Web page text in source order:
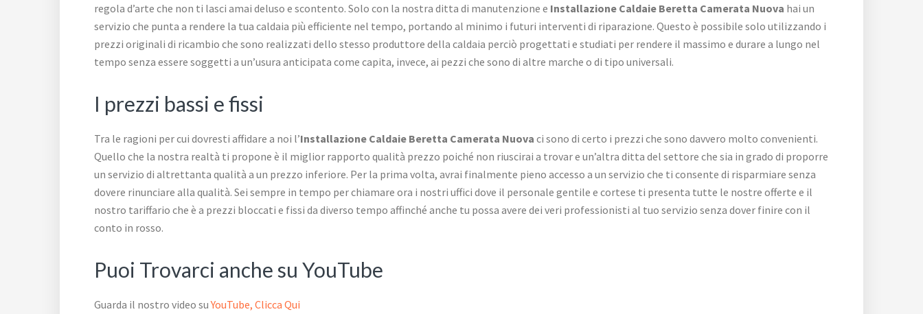
regola d’arte che non ti lasci amai deluso e scontento. Solo con la nostra ditta di manutenzione e Installazione Caldaie Beretta Camerata Nuova hai un
servizio che punta a rendere la tua caldaia più efficiente nel tempo, portando al minimo i futuri interventi di riparazione. Questo è possibile solo utilizzando i
prezzi originali di ricambio che sono realizzati dello stesso produttore della caldaia perciò progettati e studiati per rendere il massimo e durare a lungo nel
tempo senza essere soggetti a un’usura anticipata come capita, invece, ai pezzi che sono di altre marche o di tipo universali.
I prezzi bassi e fissi
Tra le ragioni per cui dovresti affidare a noi l’Installazione Caldaie Beretta Camerata Nuova ci sono di certo i prezzi che sono davvero molto convenienti.
Quello che la nostra realtà ti propone è il miglior rapporto qualità prezzo poiché non riuscirai a trovar e un’altra ditta del settore che sia in grado di proporre
un servizio di altrettanta qualità a un prezzo inferiore. Per la prima volta, avrai finalmente pieno accesso a un servizio che ti consente di risparmiare senza
dovere rinunciare alla qualità. Sei sempre in tempo per chiamare ora i nostri uffici dove il personale gentile e cortese ti presenta tutte le nostre offerte e il
nostro tariffario che è a prezzi bloccati e fissi da diverso tempo affinché anche tu possa avere dei veri professionisti al tuo servizio senza dover finire con il
conto in rosso.
Puoi Trovarci anche su YouTube
Guarda il nostro video suYouTube, Clicca Qui